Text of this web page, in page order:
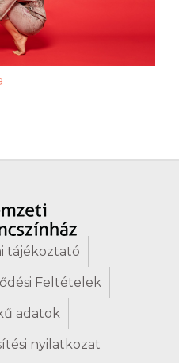
tájékoztató
Feltételek
adatok
nyilatkozat